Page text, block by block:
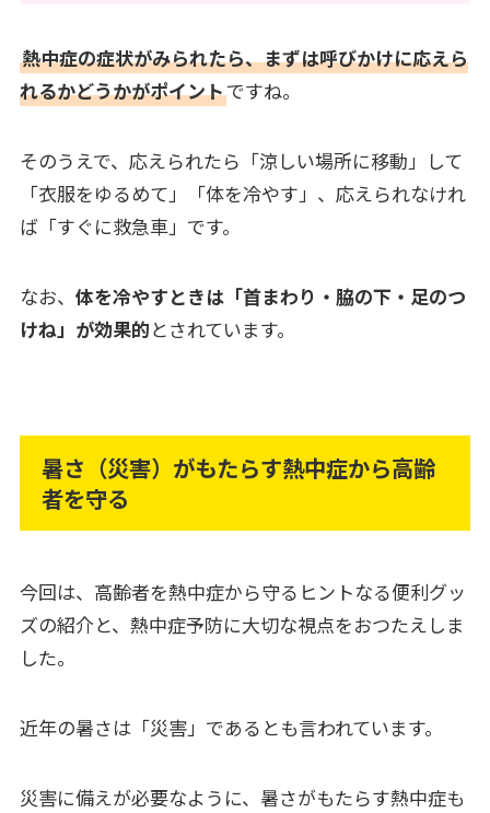
熱中症の症状がみられたら、まずは呼びかけに応えら
れるかどうかがポイントですね。
そのうえで、応えられたら「涼しい場所に移動」して
「衣服をゆるめて」「体を冷やす」、応えられなけれ
ば「すぐに救急車」です。
なお、 体を冷やすときは「首まわり・脇の下・足のつ
けね」が効果的とされています。
暑さ（災害）がもたらす熱中症から高齢
者を守る
今回は、高齢者を熱中症から守るヒントなる便利グッ
ズの紹介と、熱中症予防に大切な視点をおつたえしま
した。
近年の暑さは「災害」であるとも言われています。
災害に備えが必要なように、暑さがもたらす熱中症も